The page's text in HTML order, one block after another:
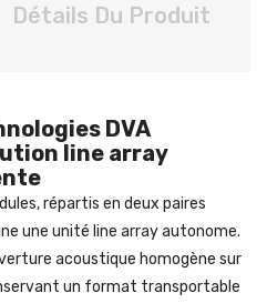
Détails Du Produit
DVA
line array
répartis en deux paires
une unité line array autonome.
acoustique homogène sur
un format transportable